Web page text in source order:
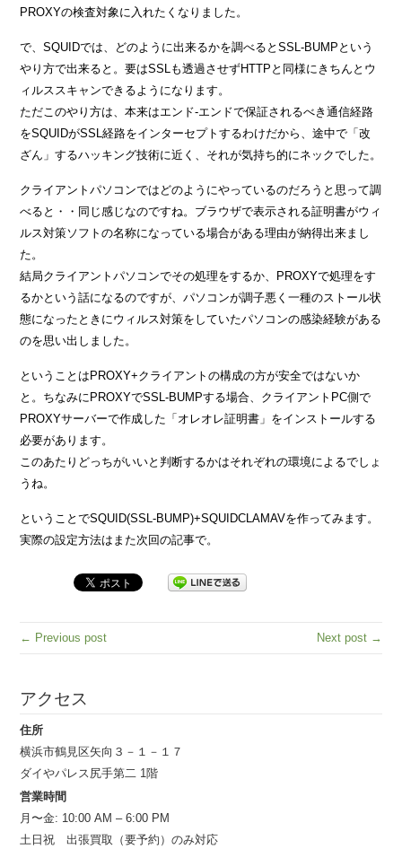
PROXYの検査対象に入れたくなりました。
で、SQUIDでは、どのように出来るかを調べるとSSL-BUMPという
やり方で出来ると。要はSSLも透過させずHTTPと同様にきちんとウ
ィルススキャンできるようになります。
ただこのやり方は、本来はエンド-エンドで保証されるべき通信経路
をSQUIDがSSL経路をインターセプトするわけだから、途中で「改
ざん」するハッキング技術に近く、それが気持ち的にネックでした。
クライアントパソコンではどのようにやっているのだろうと思って調
べると・・同じ感じなのですね。ブラウザで表示される証明書がウィ
ルス対策ソフトの名称になっている場合がある理由が納得出来まし
た。
結局クライアントパソコンでその処理をするか、PROXYで処理をす
るかという話になるのですが、パソコンが調子悪く一種のストール状
態になったときにウィルス対策をしていたパソコンの感染経験がある
のを思い出しました。
ということはPROXY+クライアントの構成の方が安全ではないか
と。ちなみにPROXYでSSL-BUMPする場合、クライアントPC側で
PROXYサーバーで作成した「オレオレ証明書」をインストールする
必要があります。
このあたりどっちがいいと判断するかはそれぞれの環境によるでしょ
うね。
ということでSQUID(SSL-BUMP)+SQUIDCLAMAVを作ってみます。
実際の設定方法はまた次回の記事で。
← Previous post Next post →
アクセス
住所
横浜市鶴見区矢向３－１－１７
ダイやパレス尻手第二 1階
営業時間
月〜金: 10:00 AM – 6:00 PM
土日祝 出張買取（要予約）のみ対応